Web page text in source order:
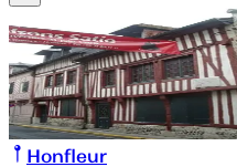
Honfleur